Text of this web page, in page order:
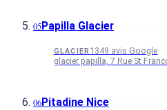
Papilla Glacier
GLACIER1349 avis Google
glacier papilla, 7 Rue St
Pitadine Nice